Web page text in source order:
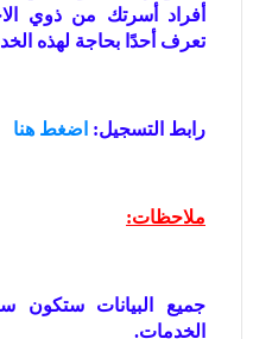
أفراد أسرتك من ذوي
تعرف أحدًا بحاجة لهذه
رابط التسجيل: اضغط هنا
ملاحظات:
جميع البيانات ستكون
الخدمات.